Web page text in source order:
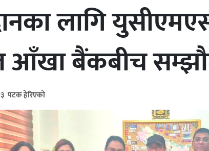
लागि
आँखा बैंकबीच
पटक हेरिएको